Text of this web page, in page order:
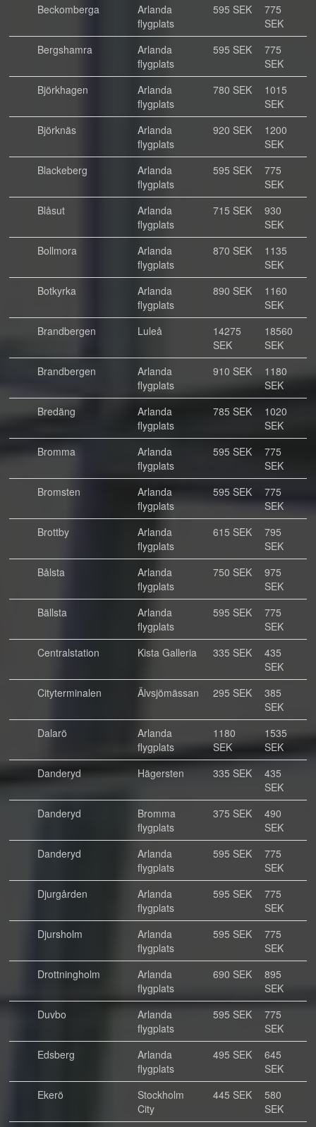
Beckomberga
Arlanda
flygplats
595 SEK
775
SEK
Bergshamra
Arlanda
flygplats
595 SEK
775
SEK
Björkhagen
Arlanda
flygplats
780 SEK
1015
SEK
Björknäs
Arlanda
flygplats
920 SEK
1200
SEK
Blackeberg
Arlanda
flygplats
595 SEK
775
SEK
Blåsut
Arlanda
flygplats
715 SEK
930
SEK
Bollmora
Arlanda
flygplats
870 SEK
1135
SEK
Botkyrka
Arlanda
flygplats
890 SEK
1160
SEK
Brandbergen
Luleå
14275
SEK
18560
SEK
Brandbergen
Arlanda
flygplats
910 SEK
1180
SEK
Bredäng
Arlanda
flygplats
785 SEK
1020
SEK
Bromma
Arlanda
flygplats
595 SEK
775
SEK
Bromsten
Arlanda
flygplats
595 SEK
775
SEK
Brottby
Arlanda
flygplats
615 SEK
795
SEK
Bålsta
Arlanda
flygplats
750 SEK
975
SEK
Bällsta
Arlanda
flygplats
595 SEK
775
SEK
Centralstation
Kista Galleria 335 SEK
435
SEK
Cityterminalen
Älvsjömässan 295 SEK
385
SEK
Dalarö
Arlanda
flygplats
1180
SEK
1535
SEK
Danderyd
Hägersten 335 SEK
435
SEK
Danderyd
Bromma
flygplats
375 SEK
490
SEK
Danderyd
Arlanda
flygplats
595 SEK
775
SEK
Djurgården
Arlanda
flygplats
595 SEK
775
SEK
Djursholm
Arlanda
flygplats
595 SEK
775
SEK
Drottningholm
Arlanda
flygplats
690 SEK
895
SEK
Duvbo
Arlanda
flygplats
595 SEK
775
SEK
Edsberg
Arlanda
flygplats
495 SEK
645
SEK
Ekerö
Stockholm
City
445 SEK
580
SEK